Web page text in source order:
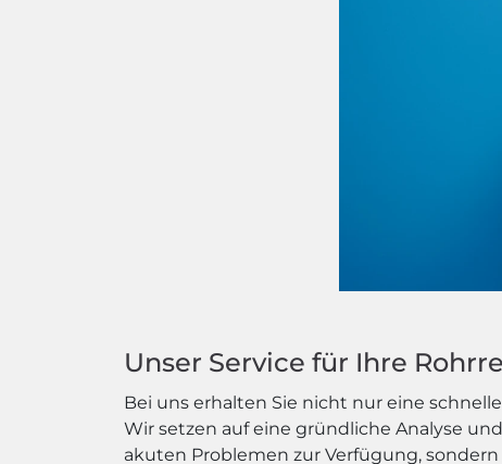
Unser Service für Ihre
Bei uns erhalten Sie nicht nur eine
Wir setzen auf eine gründliche Analyse
akuten Problemen zur Verfügung,